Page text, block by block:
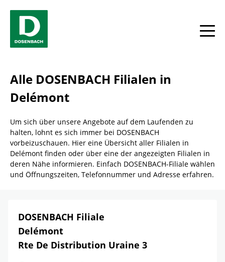
toggle
Alle DOSENBACH Filialen in
Delémont
Um sich über unsere Angebote auf dem Laufenden zu
halten, lohnt es sich immer bei DOSENBACH
vorbeizuschauen. Hier eine Übersicht aller Filialen in
Delémont finden oder über eine der angezeigten Filialen in
deren Nähe informieren. Einfach DOSENBACH-Filiale wählen
und Öffnungszeiten, Telefonnummer und Adresse erfahren.
DOSENBACH Filiale
Delémont
Rte De Distribution Uraine 3